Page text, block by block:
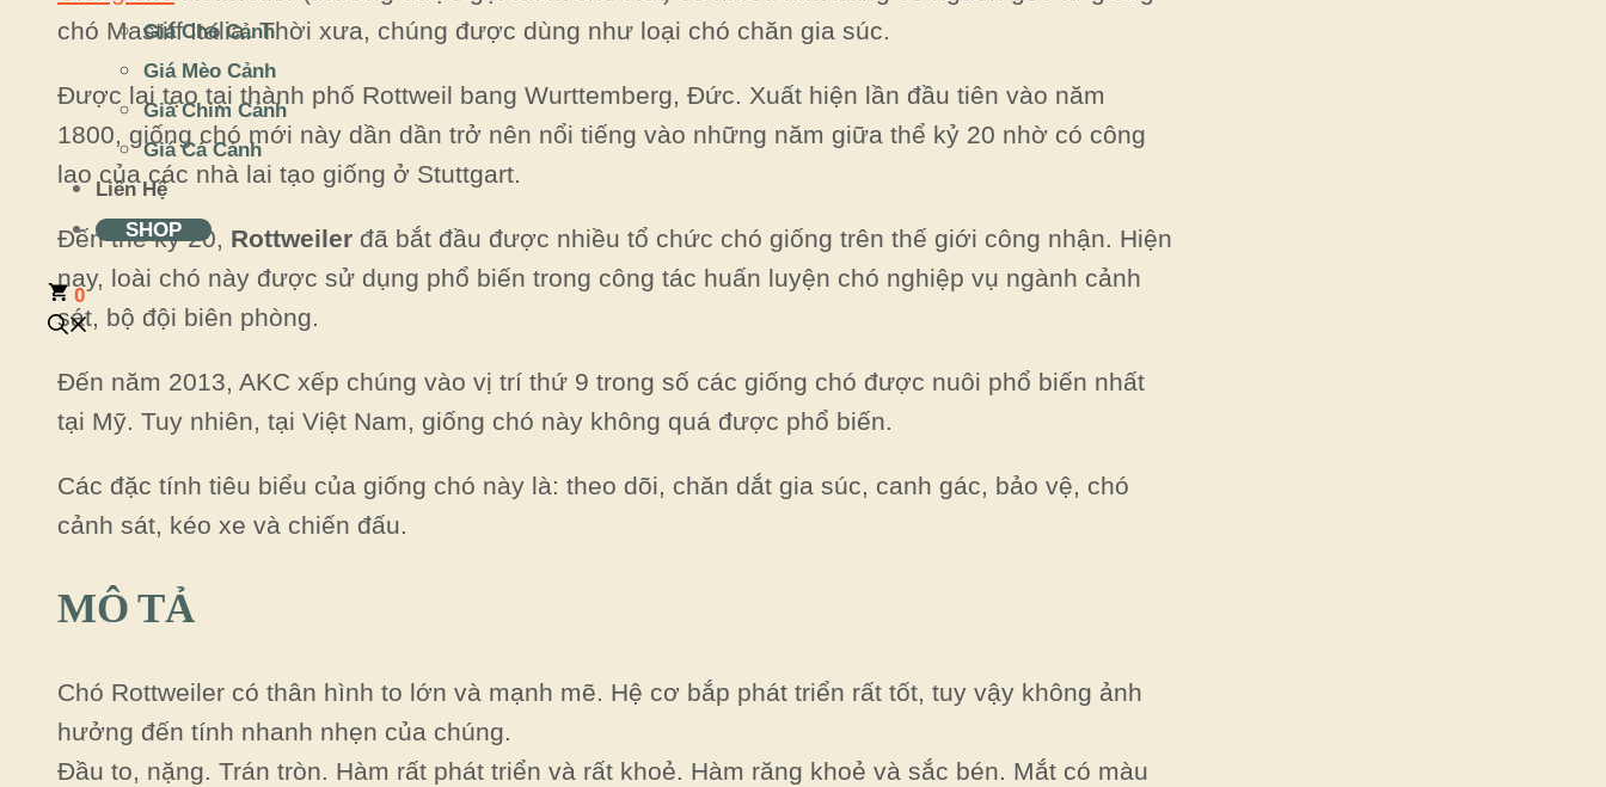
Giá Chó Cảnh
Giá Mèo Cảnh
Giá Chim Cảnh
Giá Cá Cảnh
Liên Hệ
SHOP
0
chó Mastiff Italia. Thời xưa, chúng được dùng như loại chó chăn gia súc.
Được lai tạo tại thành phố Rottweil bang Wurttemberg, Đức. Xuất hiện lần đầu tiên vào năm
1800, giống chó mới này dần dần trở nên nổi tiếng vào những năm giữa thể kỷ 20 nhờ có công
lao của các nhà lai tạo giống ở Stuttgart.
Đến thế kỷ 20, Rottweiler đã bắt đầu được nhiều tổ chức chó giống trên thế giới công nhận. Hiện
nay, loài chó này được sử dụng phổ biến trong công tác huấn luyện chó nghiệp vụ ngành cảnh
sát, bộ đội biên phòng.
Đến năm 2013, AKC xếp chúng vào vị trí thứ 9 trong số các giống chó được nuôi phổ biến nhất
tại Mỹ. Tuy nhiên, tại Việt Nam, giống chó này không quá được phổ biến.
Các đặc tính tiêu biểu của giống chó này là: theo dõi, chăn dắt gia súc, canh gác, bảo vệ, chó
cảnh sát, kéo xe và chiến đấu.
MÔ TẢ
Chó Rottweiler có thân hình to lớn và mạnh mẽ. Hệ cơ bắp phát triển rất tốt, tuy vậy không ảnh
hưởng đến tính nhanh nhẹn của chúng.
Đầu to, nặng. Trán tròn. Hàm rất phát triển và rất khoẻ. Hàm răng khoẻ và sắc bén. Mắt có màu